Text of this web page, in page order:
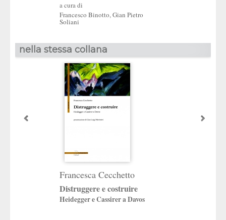
a cura di
Francesco Binotto,Gian Pietro
Soliani
nella stessa collana
Francesca Cecchetto
Distruggere e costruire
Heidegger e Cassirer a Davos